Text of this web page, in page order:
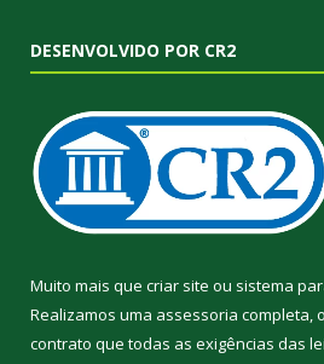
DESENVOLVIDO POR CR2
Muito mais que criar site ou sistema
Realizamos uma assessoria completa,
contrato que todas as exigências das